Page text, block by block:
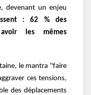
devenant un enjeu
: 62 % des
les mêmes
le mantra "faire
ces tensions,
des déplacements